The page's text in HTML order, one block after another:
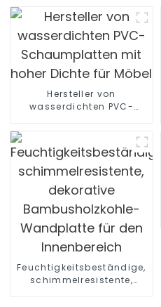
Hersteller von
wasserdichten PVC-
Feuchtigkeitsbeständige,
schimmelresistente,